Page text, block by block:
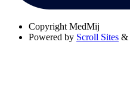
Copyright MedMij
Powered by Scroll Sites &